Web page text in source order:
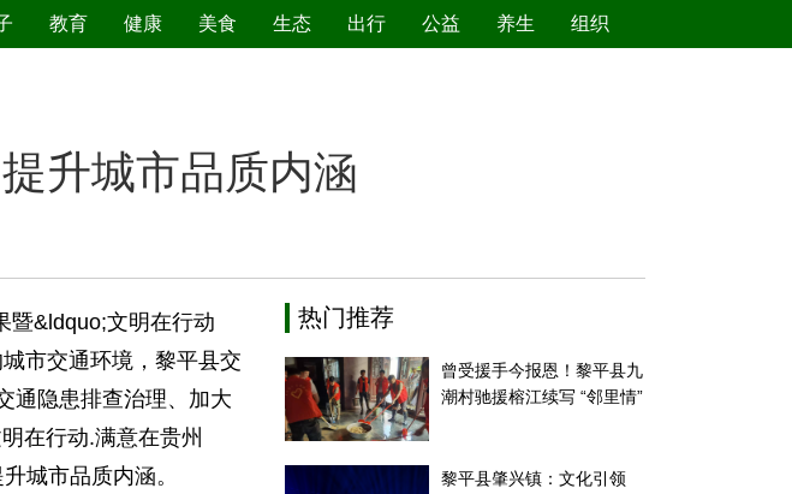
组织
养生
公益
出行
生态
美食
健康
教育
升城市品质内涵
暨&ldquo;文明在行动
市交通环境，黎平县交
通隐患排查治理、加大
在行动.满意在贵州
城市品质内涵。
热门推荐
曾受援手今报恩！黎平县九
潮村驰援榕江续写 “邻里情”
黎平县肇兴镇：文化引领